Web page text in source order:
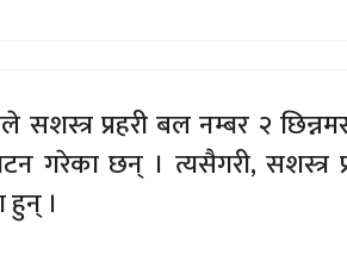
प्रहरी बल नम्बर २
गरेका छन् । त्यसैगरी, सशस्त्र
।